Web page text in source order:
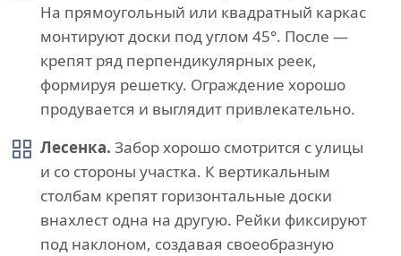
На прямоугольный или квадратный каркас
монтируют доски под углом 45°. После —
крепят ряд перпендикулярных реек,
формируя решетку. Ограждение хорошо
продувается и выглядит привлекательно.
Лесенка. Забор хорошо смотрится с улицы
и со стороны участка. К вертикальным
столбам крепят горизонтальные доски
внахлест одна на другую. Рейки фиксируют
под наклоном, создавая своеобразную